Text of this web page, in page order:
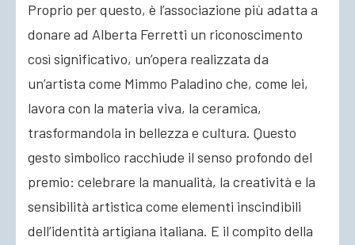
Proprio per questo, è l’associazione più adatta a
donare ad Alberta Ferretti un riconoscimento
così significativo, un’opera realizzata da
un’artista come Mimmo Paladino che, come lei,
lavora con la materia viva, la ceramica,
trasformandola in bellezza e cultura. Questo
gesto simbolico racchiude il senso profondo del
premio: celebrare la manualità, la creatività e la
sensibilità artistica come elementi inscindibili
dell’identità artigiana italiana. E il compito della